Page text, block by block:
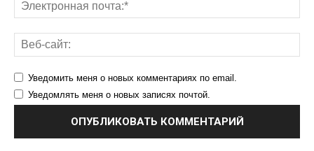
Уведомить меня о новых комментариях по email.
Уведомлять меня о новых записях почтой.